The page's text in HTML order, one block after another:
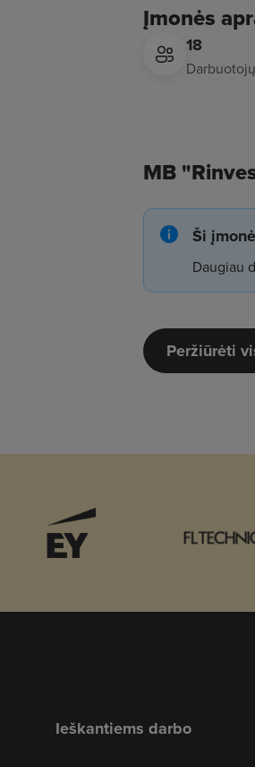
Įmonės
18
MB
Ši
Daugiau
Peržiūrėti
Ieškantiems darbo